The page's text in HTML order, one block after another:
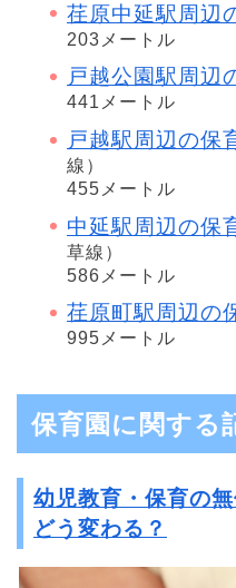
荏原中延駅周辺
203メートル
戸越公園駅周辺
441メートル
戸越駅周辺の保
線）
455メートル
中延駅周辺の保
草線）
586メートル
荏原町駅周辺の
995メートル
保育園に関する
幼児教育・保育の
どう変わる？